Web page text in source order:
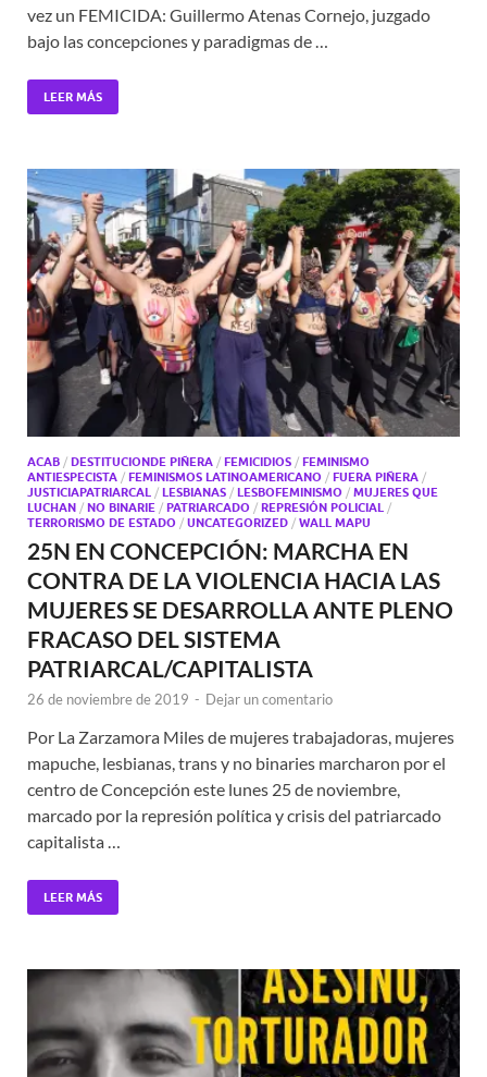
vez un FEMICIDA: Guillermo Atenas Cornejo, juzgado
bajo las concepciones y paradigmas de …
LEER MÁS
ACAB / DESTITUCIONDE PIÑERA / FEMICIDIOS / FEMINISMO
ANTIESPECISTA / FEMINISMOS LATINOAMERICANO / FUERA PIÑERA /
JUSTICIAPATRIARCAL / LESBIANAS / LESBOFEMINISMO / MUJERES QUE
LUCHAN / NO BINARIE / PATRIARCADO / REPRESIÓN POLICIAL /
TERRORISMO DE ESTADO / UNCATEGORIZED / WALL MAPU
25N EN CONCEPCIÓN: MARCHA EN
CONTRA DE LA VIOLENCIA HACIA LAS
MUJERES SE DESARROLLA ANTE PLENO
FRACASO DEL SISTEMA
PATRIARCAL/CAPITALISTA
26 de noviembre de 2019 - Dejar un comentario
Por La Zarzamora Miles de mujeres trabajadoras, mujeres
mapuche, lesbianas, trans y no binaries marcharon por el
centro de Concepción este lunes 25 de noviembre,
marcado por la represión política y crisis del patriarcado
capitalista …
LEER MÁS